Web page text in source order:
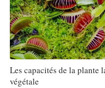
Les capacités de la plante
végétale